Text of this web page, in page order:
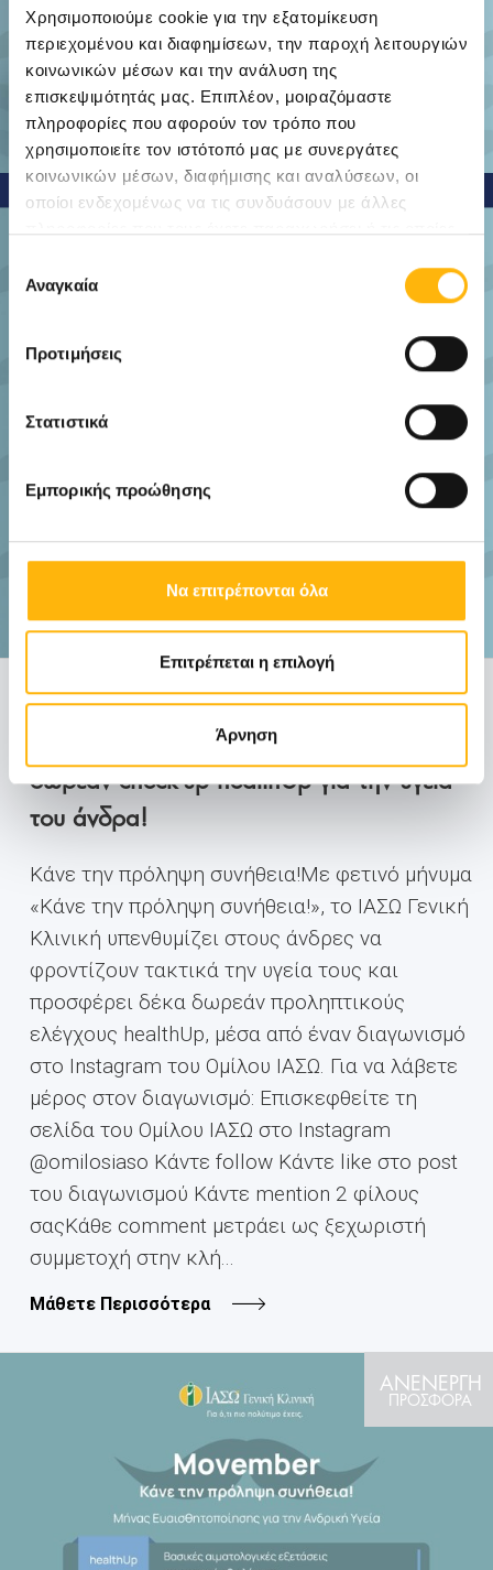
Χρησιμοποιούμε cookie για την εξατομίκευση
περιεχομένου και διαφημίσεων, την παροχή λειτουργιών
κοινωνικών μέσων και την ανάλυση της
επισκεψιμότητάς μας. Επιπλέον, μοιραζόμαστε
πληροφορίες που αφορούν τον τρόπο που
χρησιμοποιείτε τον ιστότοπό μας με συνεργάτες
κοινωνικών μέσων, διαφήμισης και αναλύσεων, οι
οποίοι ενδεχομένως να τις συνδυάσουν με άλλες
των υπηρεσιών τους.
συγκατάθεσης
Αναγκαία
Προτιμήσεις
Στατιστικά
Εμπορικής προώθησης
Να επιτρέπονται όλα
Επιτρέπεται η επιλογή
Άρνηση
ΓΕΝΙΚΉ ΚΛΙΝΙΚΉ 24/11/2025
ΙΑΣΩ Γενική Κλινική: Διαγωνισμός με 10
δωρεάν check-up healthUp για την υγεία
του άνδρα!
Κάνε την πρόληψη συνήθεια!Με φετινό μήνυμα
«Κάνε την πρόληψη συνήθεια!», το ΙΑΣΩ Γενική
Κλινική υπενθυμίζει στους άνδρες να
φροντίζουν τακτικά την υγεία τους και
προσφέρει δέκα δωρεάν προληπτικούς
ελέγχους healthUp, μέσα από έναν διαγωνισμό
στο Instagram του Ομίλου ΙΑΣΩ. Για να λάβετε
μέρος στον διαγωνισμό: Επισκεφθείτε τη
σελίδα του Ομίλου ΙΑΣΩ στο Instagram
@omilosiaso Κάντε follow Κάντε like στο post
του διαγωνισμού Κάντε mention 2 φίλους
σαςΚάθε comment μετράει ως ξεχωριστή
συμμετοχή στην κλή...
Μάθετε Περισσότερα
ΑΝΕΝΕΡΓΗ
ΠΡΟΣΦΟΡΑ